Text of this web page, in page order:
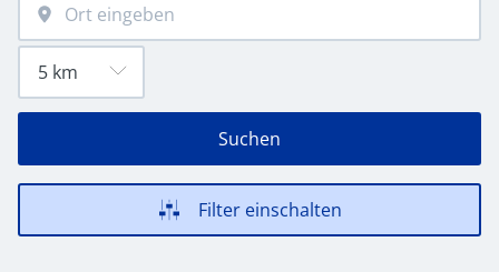
Suchen
Filter einschalten